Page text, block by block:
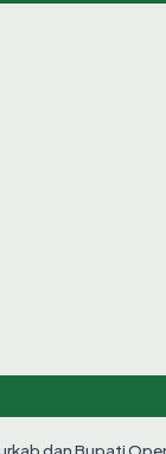
dan Bupati